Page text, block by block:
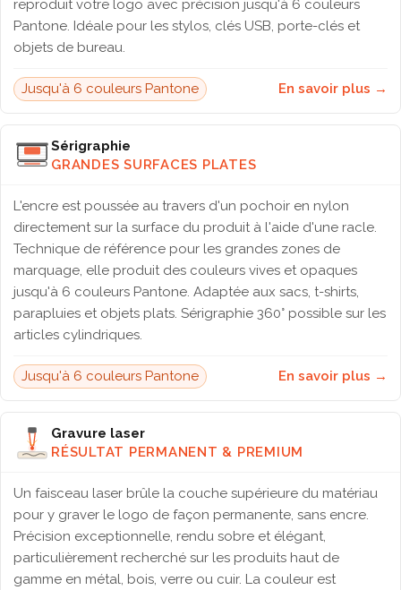
reproduit votre logo avec précision jusqu'à 6 couleurs
Pantone. Idéale pour les stylos, clés USB, porte-clés et
objets de bureau.
Jusqu'à 6 couleurs Pantone En savoir plus →
Sérigraphie
GRANDES SURFACES PLATES
L'encre est poussée au travers d'un pochoir en nylon
directement sur la surface du produit à l'aide d'une racle.
Technique de référence pour les grandes zones de
marquage, elle produit des couleurs vives et opaques
jusqu'à 6 couleurs Pantone. Adaptée aux sacs, t-shirts,
parapluies et objets plats. Sérigraphie 360° possible sur les
articles cylindriques.
Jusqu'à 6 couleurs Pantone En savoir plus →
Gravure laser
RÉSULTAT PERMANENT & PREMIUM
Un faisceau laser brûle la couche supérieure du matériau
pour y graver le logo de façon permanente, sans encre.
Précision exceptionnelle, rendu sobre et élégant,
particulièrement recherché sur les produits haut de
gamme en métal, bois, verre ou cuir. La couleur est